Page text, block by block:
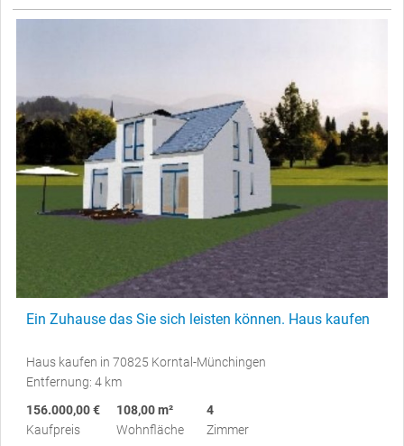
Ein Zuhause das Sie sich leisten können. Haus kaufen
Haus kaufen in 70825 Korntal-Münchingen
Entfernung: 4 km
156.000,00 €
Kaufpreis
108,00 m²
Wohnfläche
4
Zimmer